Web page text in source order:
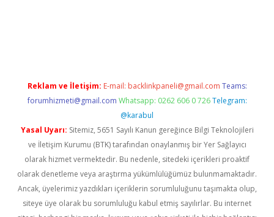
Reklam ve İletişim: E-mail: backlinkpaneli@gmail.com Teams:
forumhizmeti@gmail.com Whatsapp: 0262 606 0 726 Telegram:
@karabul
Yasal Uyarı: Sitemiz, 5651 Sayılı Kanun gereğince Bilgi Teknolojileri
ve İletişim Kurumu (BTK) tarafından onaylanmış bir Yer Sağlayıcı
olarak hizmet vermektedir. Bu nedenle, sitedeki içerikleri proaktif
olarak denetleme veya araştırma yükümlülüğümüz bulunmamaktadır.
Ancak, üyelerimiz yazdıkları içeriklerin sorumluluğunu taşımakta olup,
siteye üye olarak bu sorumluluğu kabul etmiş sayılırlar. Bu internet